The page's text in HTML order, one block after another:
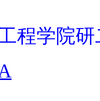
程学院研